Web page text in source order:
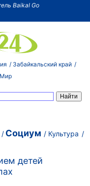
Baikal Go
Забайкальский край
Социум
Культура
детей